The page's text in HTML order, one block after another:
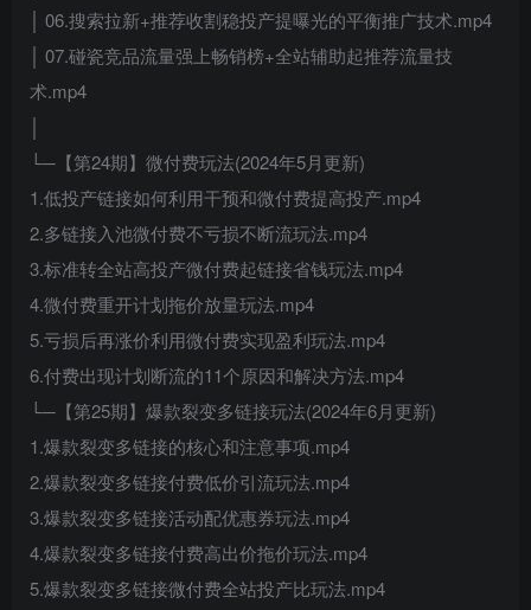
│ 06.搜索拉新+推荐收割稳投产提曝光的平衡推广技术.mp4
│ 07.碰瓷竞品流量强上畅销榜+全站辅助起推荐流量技
术.mp4
└─【第24期】微付费玩法(2024年5月更新)
1.低投产链接如何利用干预和微付费提高投产.mp4
2.多链接入池微付费不亏损不断流玩法.mp4
3.标准转全站高投产微付费起链接省钱玩法.mp4
4.微付费重开计划拖价放量玩法.mp4
5.亏损后再涨价利用微付费实现盈利玩法.mp4
6.付费出现计划断流的11个原因和解决方法.mp4
└─【第25期】爆款裂变多链接玩法(2024年6月更新)
1.爆款裂变多链接的核心和注意事项.mp4
2.爆款裂变多链接付费低价引流玩法.mp4
3.爆款裂变多链接活动配优惠券玩法.mp4
4.爆款裂变多链接付费高出价拖价玩法.mp4
5.爆款裂变多链接微付费全站投产比玩法.mp4